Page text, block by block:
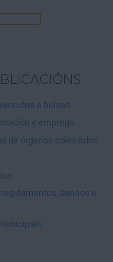
e bolsas
e emprego
de órganos colexiados
bandos e